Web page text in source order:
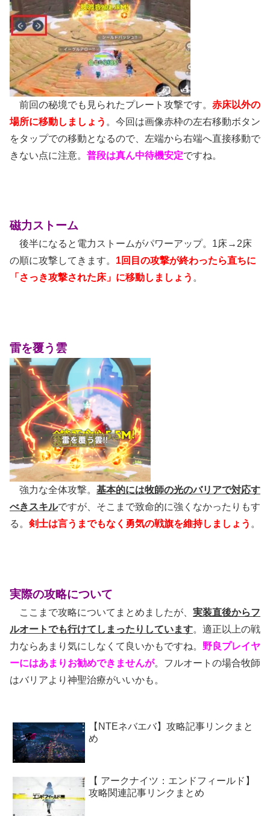
前回の秘境でも見られたプレート攻撃です。 赤床以外の
場所に移動しましょう 。今回は画像赤枠の左右移動ボタン
をタップでの移動となるので、左端から右端へ直接移動で
きない点に注意。 普段は真ん中待機安定ですね。
磁力ストーム
後半になると電力ストームがパワーアップ。1床→2床
の順に攻撃してきます。 1回目の攻撃が終わったら直ちに
「さっき攻撃された床」に移動しましょう 。
雷を覆う雲
強力な全体攻撃。 基本的には牧師の光のバリアで対応す
べきスキルですが、そこまで致命的に強くなかったりもす
る。 剣士は言うまでもなく勇気の戦旗を維持しましょう 。
実際の攻略について
ここまで攻略についてまとめましたが、 実装直後からフ
ルオートでも行けてしまったりしています。適正以上の戦
力ならあまり気にしなくて良いかもですね。 野良プレイヤ
ーにはあまりお勧めできませんが。フルオートの場合牧師
はバリアより神聖治療がいいかも。
【NTEネバエバ】攻略記事リンクまと
め
【 アークナイツ：エンドフィールド】
攻略関連記事リンクまとめ